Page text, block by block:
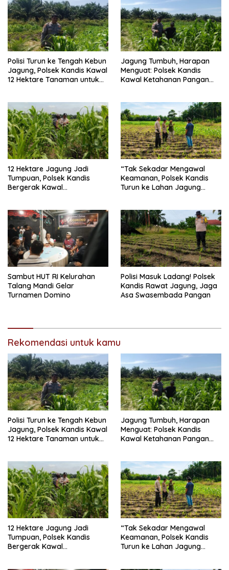
Polisi Turun ke Tengah Kebun
Jagung, Polsek Kandis Kawal
12 Hektare Tanaman untuk
Jagung Tumbuh, Harapan
Menguat: Polsek Kandis
Kawal Ketahanan Pangan
12 Hektare Jagung Jadi
Tumpuan, Polsek Kandis
Bergerak Kawal
“Tak Sekadar Mengawal
Keamanan, Polsek Kandis
Turun ke Lahan Jagung
Sambut HUT RI Kelurahan
Talang Mandi Gelar
Turnamen Domino
Polisi Masuk Ladang! Polsek
Kandis Rawat Jagung, Jaga
Asa Swasembada Pangan
Rekomendasi untuk kamu
Polisi Turun ke Tengah Kebun
Jagung, Polsek Kandis Kawal
12 Hektare Tanaman untuk
Jagung Tumbuh, Harapan
Menguat: Polsek Kandis
Kawal Ketahanan Pangan
12 Hektare Jagung Jadi
Tumpuan, Polsek Kandis
Bergerak Kawal
“Tak Sekadar Mengawal
Keamanan, Polsek Kandis
Turun ke Lahan Jagung